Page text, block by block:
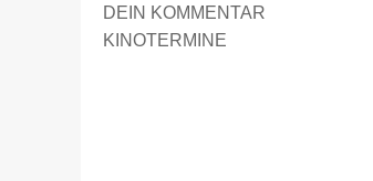
DEIN KOMMENTAR
KINOTERMINE